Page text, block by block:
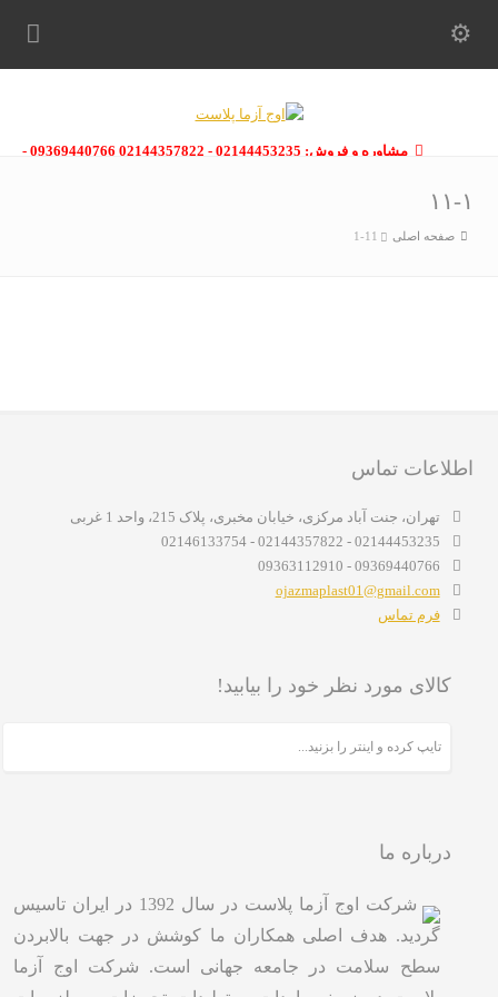
مشاوره و فروش: 02144453235 - 02144357822 09369440766 -
۱۱-۱
صفحه اصلی 11-1
اطلاعات تماس
تهران، جنت آباد مرکزی، خیابان مخبری، پلاک 215، واحد 1 غربی
02144453235 - 02144357822 - 02146133754
09369440766 - 09363112910
ojazmaplast01@gmail.com
فرم تماس
کالای مورد نظر خود را بیابید!
درباره ما
شرکت اوج آزما پلاست در سال 1392 در ایران تاسیس
گردید. هدف اصلی همکاران ما کوشش در جهت بالابردن
سطح سلامت در جامعه جهانی است. شرکت اوج آزما